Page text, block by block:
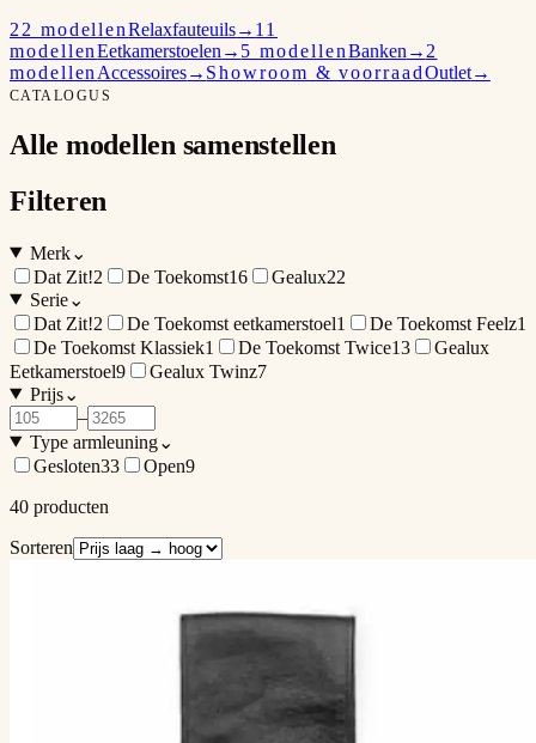
22 modellenRelaxfauteuils→ 11
modellenEetkamerstoelen → 5 modellenBanken → 2
modellen Accessoires→ Showroom & voorraadOutlet→
CATALOGUS
Alle modellen samenstellen
Filteren
Merk⌄
Dat Zit!2 De Toekomst16 Gealux22
Serie⌄
Dat Zit!2 De Toekomst eetkamerstoel1 De Toekomst Feelz1
De Toekomst Klassiek1 De Toekomst Twice13
Gealux
Eetkamerstoel9 Gealux Twinz7
Prijs⌄
–
Type armleuning⌄
Gesloten33 Open9
40 producten
Sorteren